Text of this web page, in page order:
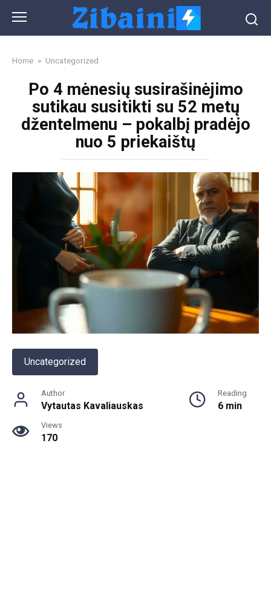
content
Home » Uncategorized
Po 4 mėnesių susirašinėjimo
sutikau susitikti su 52 metų
džentelmenu – pokalbį pradėjo
nuo 5 priekaištų
Uncategorized
Author
Vytautas Kavaliauskas
Reading
6 min
Views
170